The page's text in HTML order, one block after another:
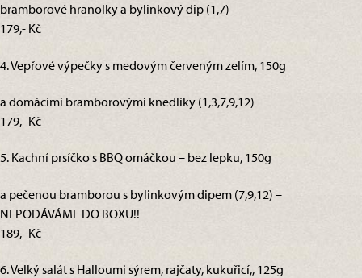
bramborové hranolky a bylinkový dip (1,7)
179,- Kč
4. Vepřové výpečky s medovým červeným zelím, 150g
a domácími bramborovými knedlíky (1,3,7,9,12)
179,- Kč
5. Kachní prsíčko s BBQ omáčkou – bez lepku, 150g
a pečenou bramborou s bylinkovým dipem (7,9,12) –
NEPODÁVÁME DO BOXU!!
189,- Kč
6. Velký salát s Halloumi sýrem, rajčaty, kukuřicí,, 125g